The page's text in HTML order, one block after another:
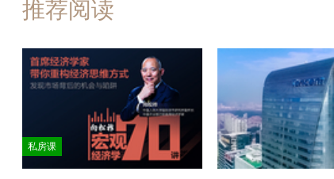
推荐阅读
私房课